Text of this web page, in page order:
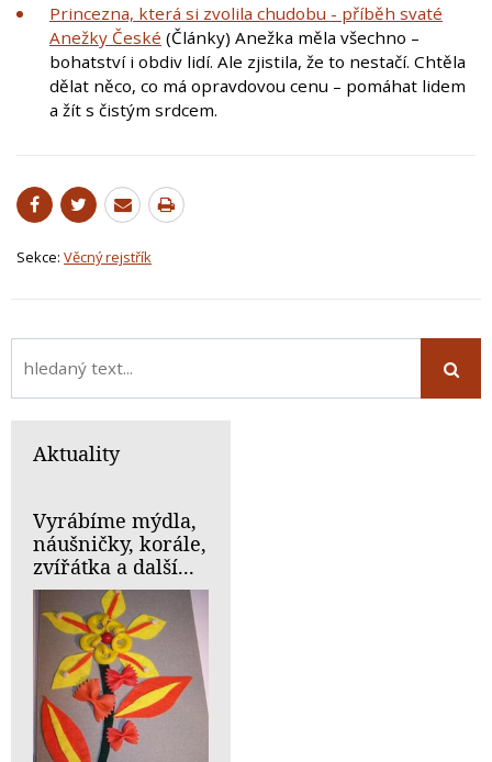
Princezna, která si zvolila chudobu - příběh svaté
Anežky České (Články) Anežka měla všechno –
bohatství i obdiv lidí. Ale zjistila, že to nestačí. Chtěla
dělat něco, co má opravdovou cenu – pomáhat lidem
a žít s čistým srdcem.
Sekce: Věcný rejstřík
Aktuality
Vyrábíme mýdla,
náušničky, korále,
zvířátka a další...